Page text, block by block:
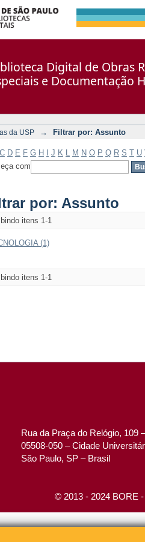
Digital de Obras
e Documentação
da USP → Filtrar por: Assunto
C D E F G H J K M N O P Q R S T U
com
por: Assunto
itens 1-1
(1)
itens 1-1
Rua da Praça do Relógio, 109
05508-050 – Cidade
São Paulo, SP – Brasil
© 2013 - 2024 BORE